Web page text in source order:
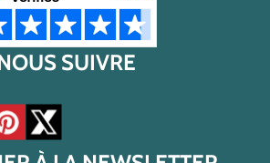
SUIVRE
YouTube
compte Instagram
à notre page Facebook
Accéder à notre compte Pinterest
Accéder à notre compte Twitter/X